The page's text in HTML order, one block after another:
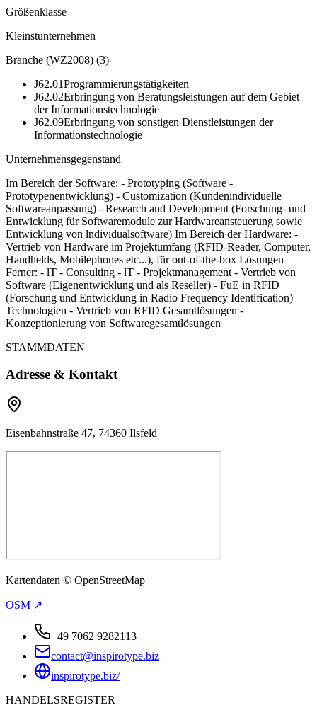
Größenklasse
Kleinstunternehmen
Branche (WZ2008) (3)
J62.01Programmierungstätigkeiten
J62.02Erbringung von Beratungsleistungen auf dem Gebiet
der Informationstechnologie
J62.09Erbringung von sonstigen Dienstleistungen der
Informationstechnologie
Unternehmensgegenstand
Im Bereich der Software: - Prototyping (Software -
Prototypenentwicklung) - Customization (Kundenindividuelle
Softwareanpassung) - Research and Development (Forschung- und
Entwicklung für Softwaremodule zur Hardwareansteuerung sowie
Entwicklung von lndividualsoftware) Im Bereich der Hardware: -
Vertrieb von Hardware im Projektumfang (RFID-Reader, Computer,
Handhelds, Mobilephones etc...), für out-of-the-box Lösungen
Ferner: - lT - Consulting - lT - Projektmanagement - Vertrieb von
Software (Eigenentwicklung und als Reseller) - FuE in RFID
(Forschung und Entwicklung in Radio Frequency Identification)
Technologien - Vertrieb von RFID Gesamtlösungen -
Konzeptionierung von Softwaregesamtlösungen
STAMMDATEN
Adresse & Kontakt
Eisenbahnstraße 47, 74360 Ilsfeld
Kartendaten © OpenStreetMap
OSM ↗
+49 7062 9282113
contact@inspirotype.biz
inspirotype.biz/
HANDELSREGISTER